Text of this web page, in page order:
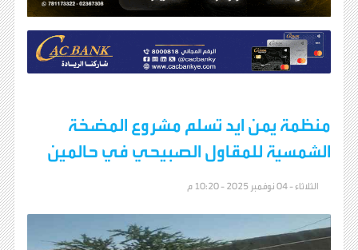
منظمة يمن ايد تسلم مشروع المضخة
الشمسية للمقاول الصبيحي في حالمين
الثلاثاء - 04 نوفمبر 2025 - 10:20 م